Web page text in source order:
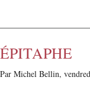
ÉPITAPHE
Par Michel Bellin,